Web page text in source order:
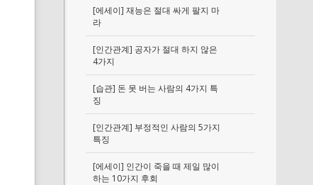
[에세이] 재능은 절대 싸게 팔지 마
라
[인간관계] 공자가 절대 하지 않은
4가지
[습관] 돈 못 버는 사람의 4가지 특
징
[인간관계] 부정적인 사람의 5가지
특징
[에세이] 인간이 죽을 때 제일 많이
하는 10가지 후회